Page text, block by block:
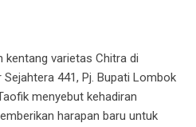
kentang varietas Chitra di
441, Pj. Bupati Lombok
menyebut kehadiran
harapan baru untuk